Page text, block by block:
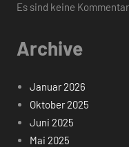
Es sind keine
Archive
Januar 2026
Oktober 2025
Juni 2025
Mai 2025